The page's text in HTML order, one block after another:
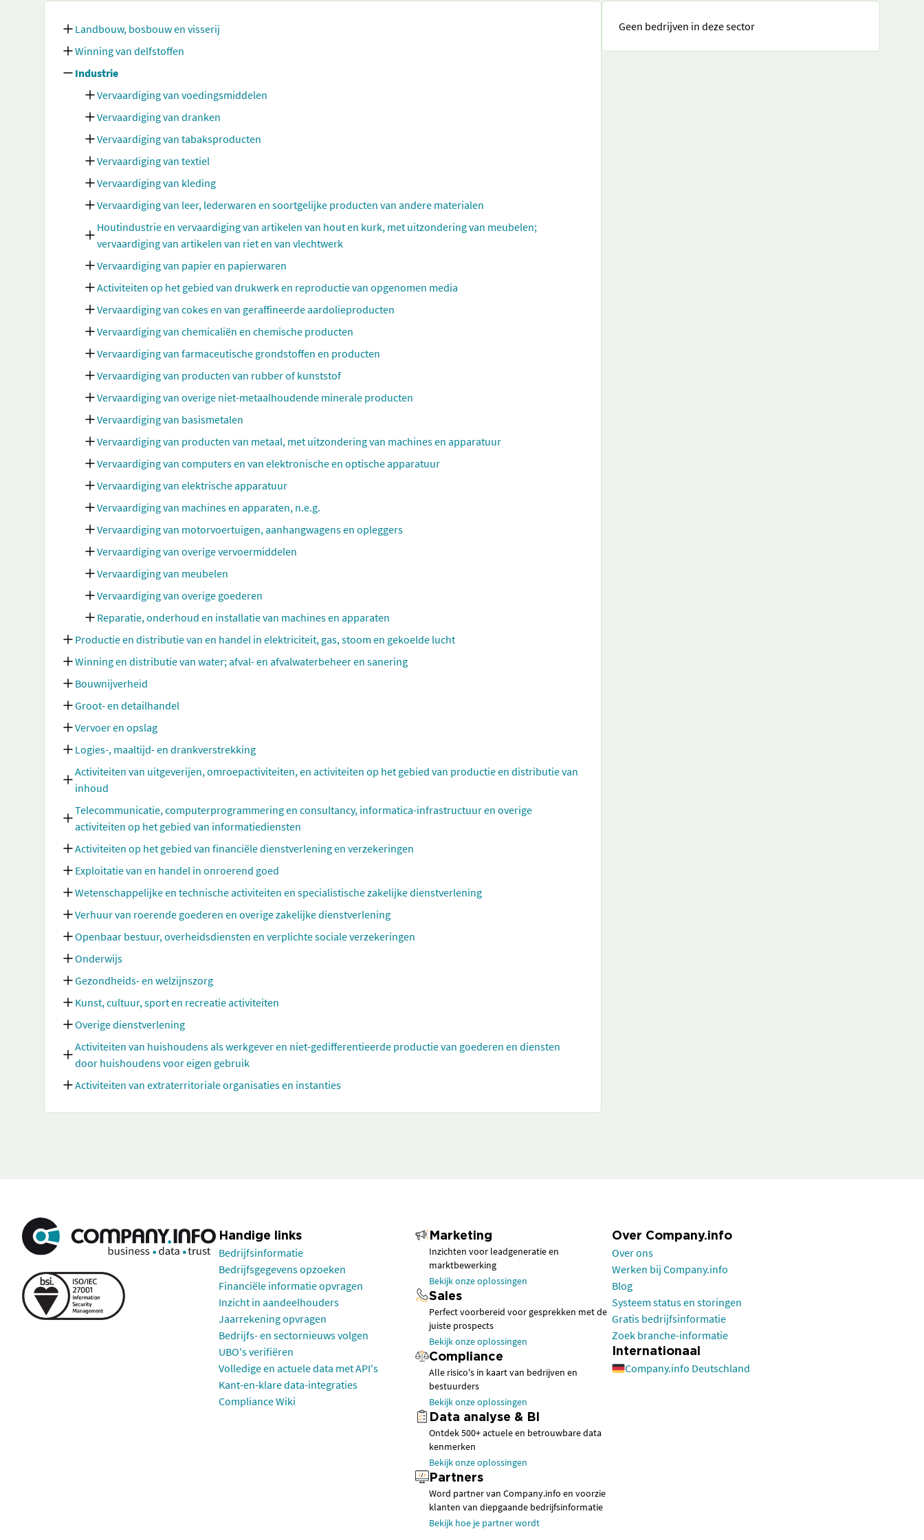
Landbouw, bosbouw en visserij
Winning van delfstoffen
Industrie
Vervaardiging van voedingsmiddelen
Vervaardiging van dranken
Vervaardiging van tabaksproducten
Vervaardiging van textiel
Vervaardiging van kleding
Vervaardiging van leer, lederwaren en soortgelijke producten van andere materialen
Houtindustrie en vervaardiging van artikelen van hout en kurk, met uitzondering van meubelen;
vervaardiging van artikelen van riet en van vlechtwerk
Vervaardiging van papier en papierwaren
Activiteiten op het gebied van drukwerk en reproductie van opgenomen media
Vervaardiging van cokes en van geraffineerde aardolieproducten
Vervaardiging van chemicaliën en chemische producten
Vervaardiging van farmaceutische grondstoffen en producten
Vervaardiging van producten van rubber of kunststof
Vervaardiging van overige niet-metaalhoudende minerale producten
Vervaardiging van basismetalen
Vervaardiging van producten van metaal, met uitzondering van machines en apparatuur
Vervaardiging van computers en van elektronische en optische apparatuur
Vervaardiging van elektrische apparatuur
Vervaardiging van machines en apparaten, n.e.g.
Vervaardiging van motorvoertuigen, aanhangwagens en opleggers
Vervaardiging van overige vervoermiddelen
Vervaardiging van meubelen
Vervaardiging van overige goederen
Reparatie, onderhoud en installatie van machines en apparaten
Productie en distributie van en handel in elektriciteit, gas, stoom en gekoelde lucht
Winning en distributie van water; afval- en afvalwaterbeheer en sanering
Bouwnijverheid
Groot- en detailhandel
Vervoer en opslag
Logies-, maaltijd- en drankverstrekking
Activiteiten van uitgeverijen, omroepactiviteiten, en activiteiten op het gebied van productie en distributie van
inhoud
Telecommunicatie, computerprogrammering en consultancy, informatica-infrastructuur en overige
activiteiten op het gebied van informatiediensten
Activiteiten op het gebied van financiële dienstverlening en verzekeringen
Exploitatie van en handel in onroerend goed
Wetenschappelijke en technische activiteiten en specialistische zakelijke dienstverlening
Verhuur van roerende goederen en overige zakelijke dienstverlening
Openbaar bestuur, overheidsdiensten en verplichte sociale verzekeringen
Onderwijs
Gezondheids- en welzijnszorg
Kunst, cultuur, sport en recreatie activiteiten
Overige dienstverlening
Activiteiten van huishoudens als werkgever en niet-gedifferentieerde productie van goederen en diensten
door huishoudens voor eigen gebruik
Activiteiten van extraterritoriale organisaties en instanties
Geen bedrijven in deze sector
Handige links
Bedrijfsinformatie
Bedrijfsgegevens opzoeken
Financiële informatie opvragen
Inzicht in aandeelhouders
Jaarrekening opvragen
Bedrijfs- en sectornieuws volgen
UBO's verifiëren
Volledige en actuele data met API's
Kant-en-klare data-integraties
Compliance Wiki
Marketing
Inzichten voor leadgeneratie en
marktbewerking
Bekijk onze oplossingen
Sales
Perfect voorbereid voor gesprekken met de
juiste prospects
Bekijk onze oplossingen
Compliance
Alle risico's in kaart van bedrijven en
bestuurders
Bekijk onze oplossingen
Data analyse & BI
Ontdek 500+ actuele en betrouwbare data
kenmerken
Bekijk onze oplossingen
Partners
Word partner van Company.info en voorzie
klanten van diepgaande bedrijfsinformatie
Bekijk hoe je partner wordt
Over Company.info
Over ons
Werken bij Company.info
Blog
Systeem status en storingen
Gratis bedrijfsinformatie
Zoek branche-informatie
Internationaal
Company.info Deutschland